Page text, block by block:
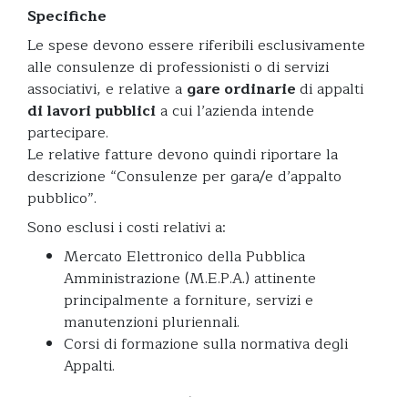
Specifiche
Le spese devono essere riferibili esclusivamente
alle consulenze di professionisti o di servizi
associativi, e relative a gare ordinariedi appalti
di lavori pubblicia cui l’azienda intende
partecipare.
Le relative fatture devono quindi riportare la
descrizione “Consulenze per gara/e d’appalto
pubblico”.
Sono esclusi i costi relativi a:
Mercato Elettronico della Pubblica
Amministrazione (M.E.P.A.) attinente
principalmente a forniture, servizi e
manutenzioni pluriennali.
Corsi di formazione sulla normativa degli
Appalti.